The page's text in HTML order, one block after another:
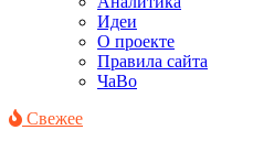
Идеи
О проекте
Правила сайта
ЧаВо
Свежее